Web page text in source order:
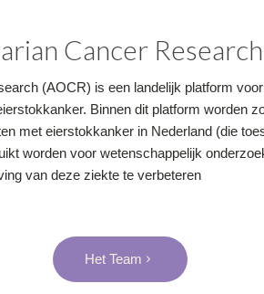
Cancer Research
(AOCR) is een landelijk platform
Binnen dit platform worden
met eierstokkanker in Nederland (die
worden voor wetenschappelijk
van deze ziekte te verbeteren
Het Team